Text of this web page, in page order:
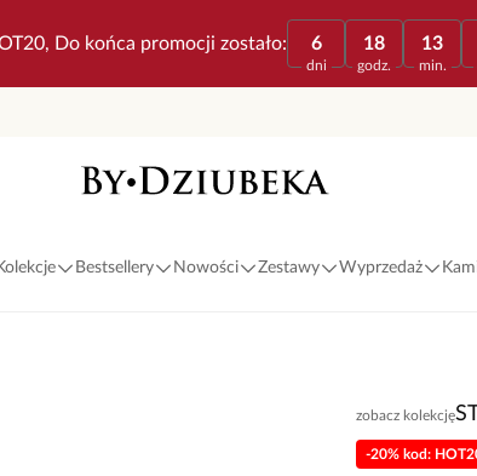
Do końca promocji zostało: 6
dni
18
godz.
13
min.
Bestsellery Nowości Zestawy Wyprzedaż
zobacz kolekcję
-20% kod: